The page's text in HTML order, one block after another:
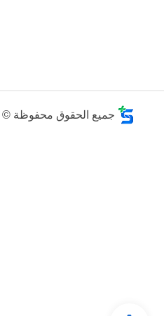
جميع الحقوق محفوظة ©